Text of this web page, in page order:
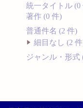
統一タイトル (0
著作 (0 件)
普通件名 (2 件)
細目なし (2
ジャンル・形式